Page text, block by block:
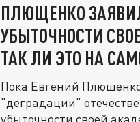
ПЛЮЩЕНКО
УБЫТОЧНОСТИ
ТАК ЛИ ЭТО НА
Пока Евгений
"деградации"
убыточности своей